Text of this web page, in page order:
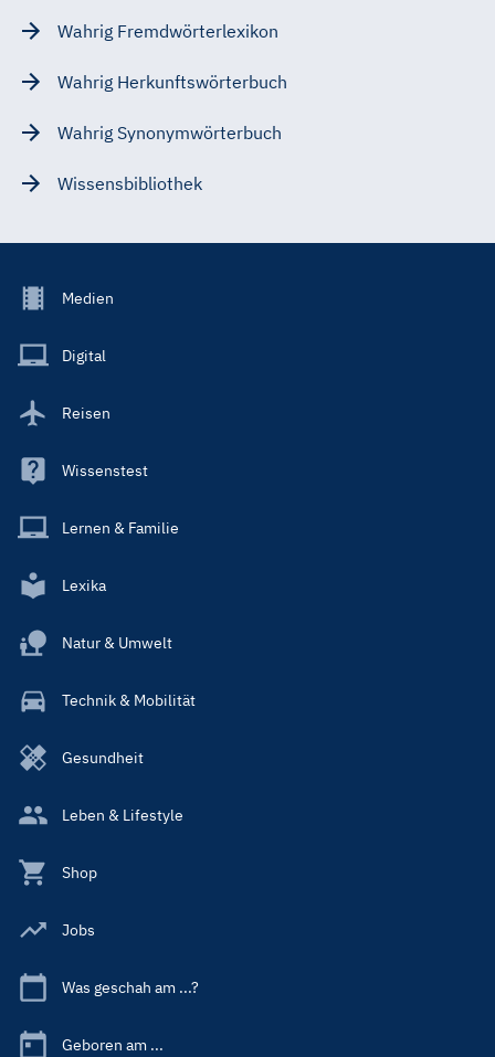
Wahrig Fremdwörterlexikon
Wahrig Herkunftswörterbuch
Wahrig Synonymwörterbuch
Wissensbibliothek
Footer
Main
Medien
Digital
Reisen
Wissenstest
Lernen & Familie
Lexika
Natur & Umwelt
Technik & Mobilität
Gesundheit
Leben & Lifestyle
Shop
Jobs
Was geschah am ...?
Geboren am ...